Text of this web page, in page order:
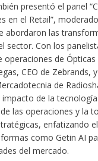
presentó el panel
en el Retail”,
abordaron las
sector. Con los
operaciones de Ópticas
CEO de Zebrands,
de
de la
las operaciones y la
enfatizando
como Getin AI
del mercado.